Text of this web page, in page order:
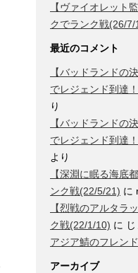
【ヴァイオレット
クでランク戦(26/7/
最近のコメント
【バッドランドの
でレジェンド到達
り
【バッドランドの
でレジェンド到達
より
【深淵に眠る海底
ンク戦(22/5/21) に
【烈戦のアルタラ
ク戦(22/1/10) に
アジア鯖のフレン
アーカイブ